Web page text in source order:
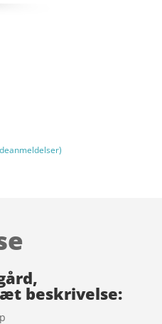
beskrivelse: